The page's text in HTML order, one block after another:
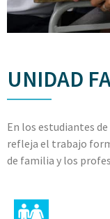
UNIDAD
En los estudiantes
refleja el trabajo
de familia y los